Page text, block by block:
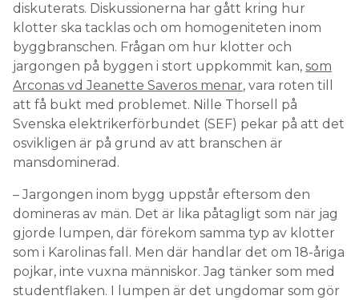
diskuterats. Diskussionerna har gått kring hur
klotter ska tacklas och om homogeniteten inom
byggbranschen. Frågan om hur klotter och
jargongen på byggen i stort uppkommit kan, som
Arconas vd Jeanette Saveros menar, vara roten till
att få bukt med problemet. Nille Thorsell på
Svenska elektrikerförbundet (SEF) pekar på att det
osvikligen är på grund av att branschen är
mansdominerad.
– Jargongen inom bygg uppstår eftersom den
domineras av män. Det är lika påtagligt som när jag
gjorde lumpen, där förekom samma typ av klotter
som i Karolinas fall. Men där handlar det om 18-åriga
pojkar, inte vuxna människor. Jag tänker som med
studentflaken. I lumpen är det ungdomar som gör